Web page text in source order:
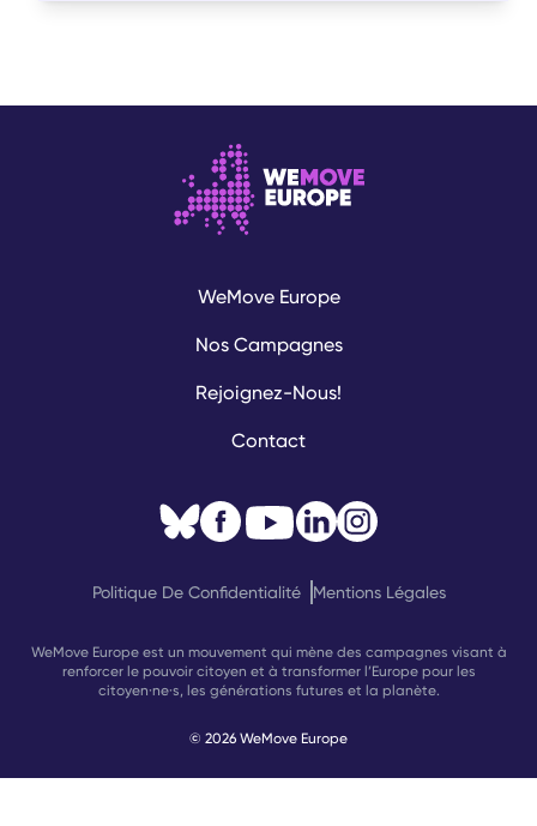
WeMove Europe
Nos Campagnes
Rejoignez-Nous!
Contact
WeMove Europe est un mouvement qui mène des campagnes visant à
renforcer le pouvoir citoyen et à transformer l’Europe pour les
citoyen·ne·s, les générations futures et la planète.
© 2026 WeMove Europe
Politique De Confidentialité Mentions Légales